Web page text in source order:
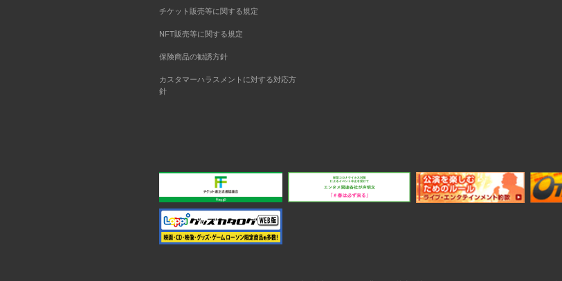
チケット販売等に関する規定
NFT販売等に関する規定
保険商品の勧誘方針
カスタマーハラスメントに対する対応方
針